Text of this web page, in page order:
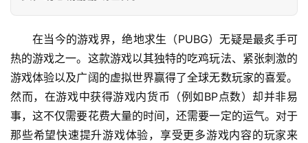
在当今的游戏界，绝地求生（PUBG）无疑是最炙手可
热的游戏之一。这款游戏以其独特的吃鸡玩法、紧张刺激的
游戏体验以及广阔的虚拟世界赢得了全球无数玩家的喜爱。
然而，在游戏中获得游戏内货币（例如BP点数）却并非易
事，这不仅需要花费大量的时间，还需要一定的运气。对于
那些希望快速提升游戏体验，享受更多游戏内容的玩家来